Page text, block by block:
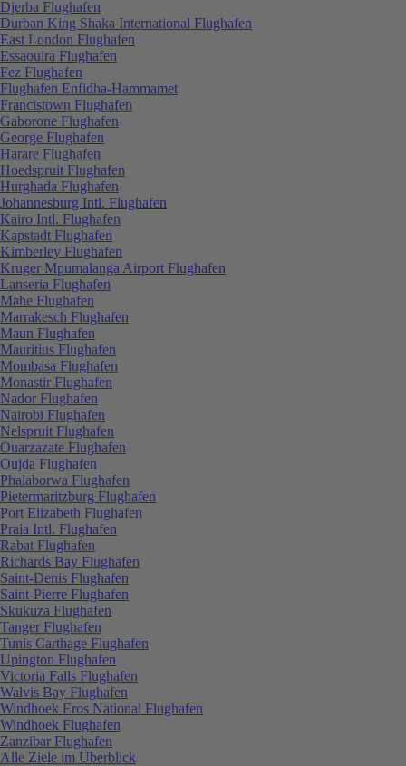
Djerba Flughafen
Durban King Shaka International Flughafen
East London Flughafen
Essaouira Flughafen
Fez Flughafen
Flughafen Enfidha-Hammamet
Francistown Flughafen
Gaborone Flughafen
George Flughafen
Harare Flughafen
Hoedspruit Flughafen
Hurghada Flughafen
Johannesburg Intl. Flughafen
Kairo Intl. Flughafen
Kapstadt Flughafen
Kimberley Flughafen
Kruger Mpumalanga Airport Flughafen
Lanseria Flughafen
Mahe Flughafen
Marrakesch Flughafen
Maun Flughafen
Mauritius Flughafen
Mombasa Flughafen
Monastir Flughafen
Nador Flughafen
Nairobi Flughafen
Nelspruit Flughafen
Ouarzazate Flughafen
Oujda Flughafen
Phalaborwa Flughafen
Pietermaritzburg Flughafen
Port Elizabeth Flughafen
Praia Intl. Flughafen
Rabat Flughafen
Richards Bay Flughafen
Saint-Denis Flughafen
Saint-Pierre Flughafen
Skukuza Flughafen
Tanger Flughafen
Tunis Carthage Flughafen
Upington Flughafen
Victoria Falls Flughafen
Walvis Bay Flughafen
Windhoek Eros National Flughafen
Windhoek Flughafen
Zanzibar Flughafen
Alle Ziele im Überblick